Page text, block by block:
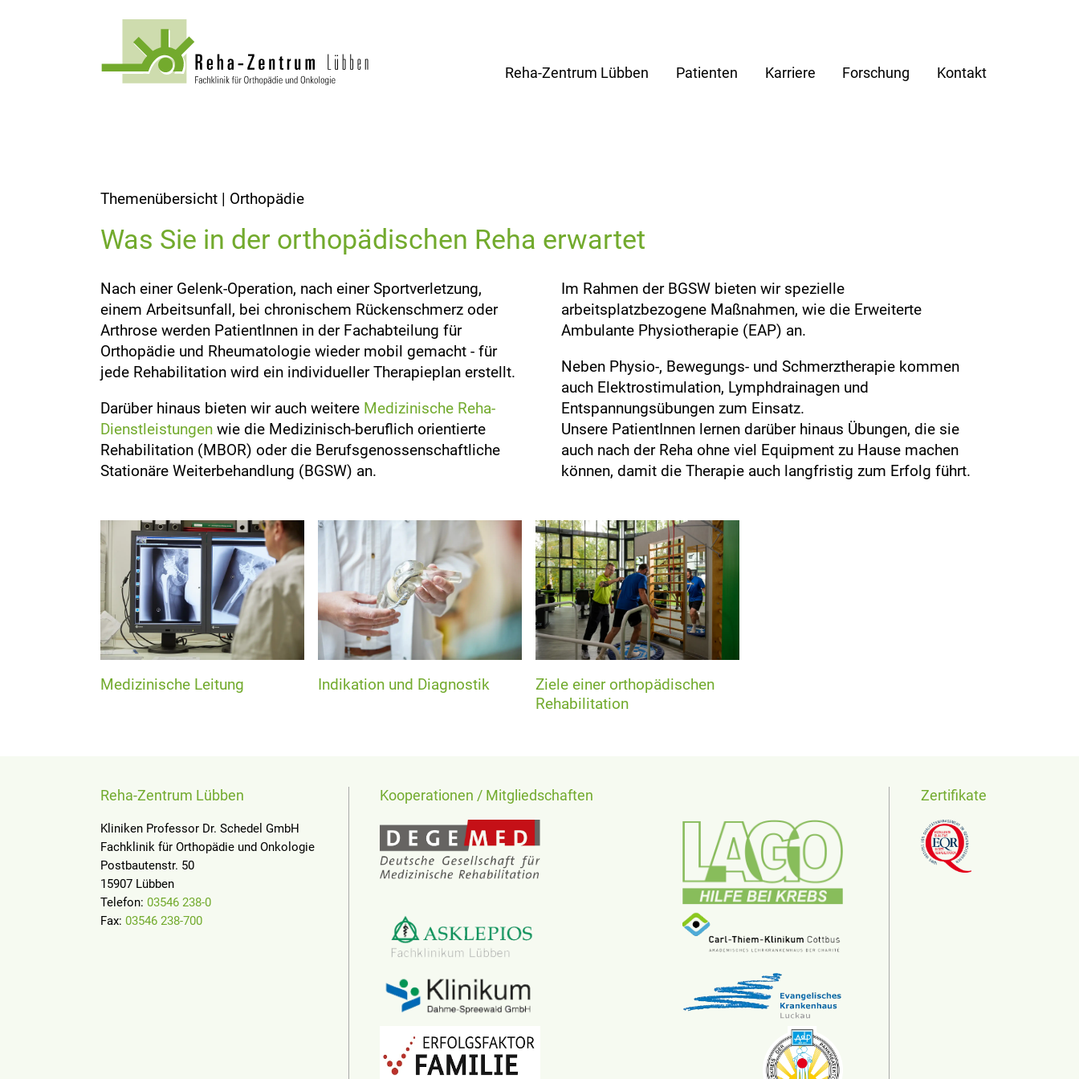
Reha-Zentrum Lübben Patienten Karriere Forschung Kontakt
Themenübersicht | Orthopädie
Was Sie in der orthopädischen Reha erwartet
Nach einer Gelenk-Operation, nach einer Sportverletzung,
einem Arbeitsunfall, bei chronischem Rückenschmerz oder
Arthrose werden PatientInnen in der Fachabteilung für
Orthopädie und Rheumatologie wieder mobil gemacht - für
jede Rehabilitation wird ein individueller Therapieplan erstellt.
Darüber hinaus bieten wir auch weitere Medizinische Reha-
Dienstleistungenwie die Medizinisch-beruflich orientierte
Rehabilitation (MBOR) oder die Berufsgenossenschaftliche
Stationäre Weiterbehandlung (BGSW) an.
Im Rahmen der BGSW bieten wir spezielle
arbeitsplatzbezogene Maßnahmen, wie die Erweiterte
Ambulante Physiotherapie (EAP) an.
Neben Physio-, Bewegungs- und Schmerztherapie kommen
auch Elektrostimulation, Lymphdrainagen und
Entspannungsübungen zum Einsatz.
Unsere PatientInnen lernen darüber hinaus Übungen, die sie
auch nach der Reha ohne viel Equipment zu Hause machen
können, damit die Therapie auch langfristig zum Erfolg führt.
Medizinische Leitung Indikation und Diagnostik
Ziele einer orthopädischen
Rehabilitation
Reha-Zentrum Lübben
Kliniken Professor Dr. Schedel GmbH
Fachklinik für Orthopädie und Onkologie
Postbautenstr. 50
15907 Lübben
Telefon: 03546 238-0
Fax: 03546 238-700
Kooperationen / Mitgliedschaften Zertifikate